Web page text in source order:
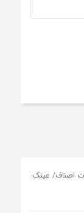
اصناف/ عینک